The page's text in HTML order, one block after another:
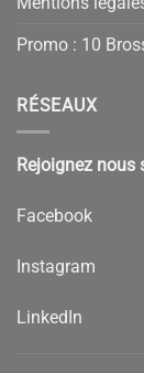
Promo : 10
RÉSEAUX
Rejoignez nous
Facebook
Instagram
LinkedIn